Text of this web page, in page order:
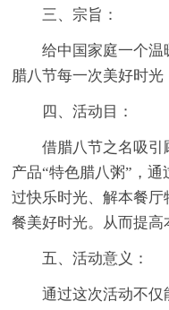
三、宗旨：
给中国家庭一个
腊八节每一次美好时光
四、活动目：
借腊八节之名吸
产品“特色腊八粥”，
过快乐时光、解本餐
餐美好时光。从而提高
五、活动意义：
通过这次活动不